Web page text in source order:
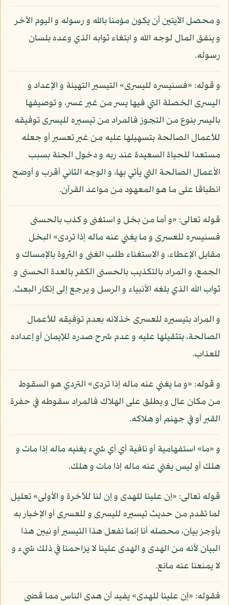
و محصل الآيتين أن يكون مؤمنا بالله و رسوله و اليوم الآخر
و ينفق المال لوجه الله و ابتغاء ثوابه الذي وعده بلسان
رسوله.
و قوله: «فسنيسره لليسرى» التيسير التهيئة و الإعداد و
اليسرى الخصلة التي فيها يسر من غير عسر، و توصيفها
باليسر بنوع من التجوز فالمراد من تيسيره لليسرى توفيقه
للأعمال الصالحة بتسهيلها عليه من غير تعسير أو جعله
مستعدا للحياة السعيدة عند ربه و دخول الجنة بسبب
الأعمال الصالحة التي يأتي بها، و الوجه الثاني أقرب و أوضح
انطباقا على ما هو المعهود من مواعد القرآن.
قوله تعالى: «و أما من بخل و استغنى و كذب بالحسنى
فسنيسره للعسرى و ما يغني عنه ماله إذا تردى» البخل
مقابل الإعطاء، و الاستغناء طلب الغنى و الثروة بالإمساك و
الجمع، و المراد بالتكذيب بالحسنى الكفر بالعدة الحسنى و
ثواب الله الذي بلغه الأنبياء و الرسل و يرجع إلى إنكار البعث.
و المراد بتيسيره للعسرى خذلانه بعدم توفيقه للأعمال
الصالحة، بتثقيلها عليه و عدم شرح صدره للإيمان أو إعداده
للعذاب.
و قوله: «و ما يغني عنه ماله إذا تردى» التردي هو السقوط
من مكان عال و يطلق على الهلاك فالمراد سقوطه في حفرة
القبر أو في جهنم أو هلاكه.
و «ما» استفهامية أو نافية أي أي شيء يغنيه ماله إذا مات و
هلك أو ليس يغني عنه ماله إذا مات و هلك.
قوله تعالى: «إن علينا للهدى و إن لنا للآخرة و الأولى» تعليل
لما تقدم من حديث تيسيره لليسرى و للعسرى أو الإخبار به
بأوجز بيان، محصله أنا إنما نفعل هذا التيسير أو نبين هذا
البيان لأنه من الهدى و الهدى علينا لا يزاحمنا في ذلك شيء و
لا يمنعنا عنه مانع.
فقوله: «إن علينا للهدى» يفيد أن هدى الناس مما قضى